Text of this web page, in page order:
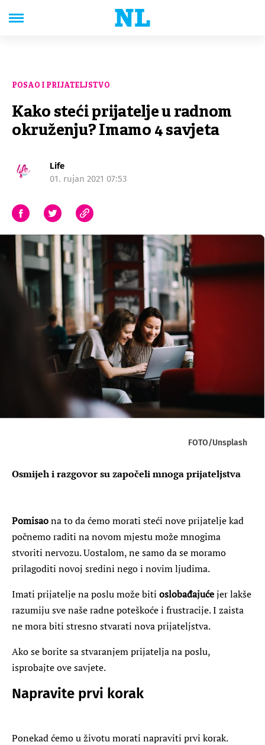
POSAO I PRIJATELJSTVO
Kako steći prijatelje u radnom
okruženju? Imamo 4 savjeta
Life
01. rujan 2021 07:53
FOTO/Unsplash
Osmijeh i razgovor su započeli mnoga prijateljstva
Pomisaona to da ćemo morati steći nove prijatelje kad
počnemo raditi na novom mjestu može mnogima
stvoriti nervozu. Uostalom, ne samo da se moramo
prilagoditi novoj sredini nego i novim ljudima.
Imati prijatelje na poslu može biti oslobađajućejer lakše
razumiju sve naše radne poteškoće i frustracije. I zaista
ne mora biti stresno stvarati nova prijateljstva.
Ako se borite sa stvaranjem prijatelja na poslu,
isprobajte ove savjete.
Napravite prvi korak
Ponekad ćemo u životu morati napraviti prvi korak.